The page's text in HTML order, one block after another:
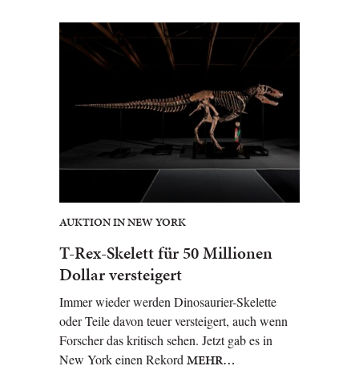
AUKTION IN NEW YORK
T-Rex-Skelett für 50 Millionen
Dollar versteigert
Immer wieder werden Dinosaurier-Skelette
oder Teile davon teuer versteigert, auch wenn
Forscher das kritisch sehen. Jetzt gab es in
New York einen Rekord MEHR…